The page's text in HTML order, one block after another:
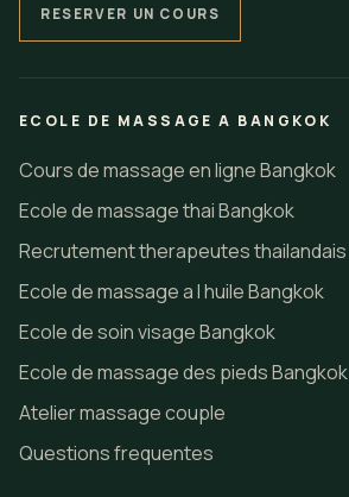
RESERVER UN COURS
ECOLE DE MASSAGE A BANGKOK
Cours de massage en ligne Bangkok
Ecole de massage thai Bangkok
Recrutement therapeutes thailandais
Ecole de massage a l huile Bangkok
Ecole de soin visage Bangkok
Ecole de massage des pieds Bangkok
Atelier massage couple
Questions frequentes